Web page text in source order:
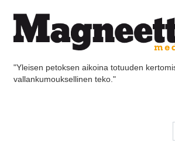
"Yleisen petoksen aikoina totuuden
vallankumouksellinen teko."